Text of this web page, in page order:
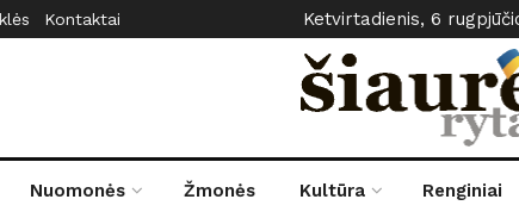
Kontaktai Ketvirtadienis, 6
Nuomonės Žmonės Kultūra Renginiai